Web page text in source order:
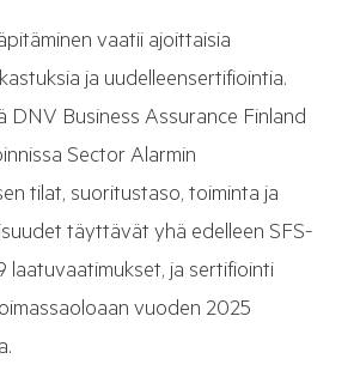
vaatii ajoittaisia
ja uudelleensertifiointia.
DNV Business Assurance Finland
Sector Alarmin
tilat, suoritustaso, toiminta ja
täyttävät yhä edelleen SFS-
laatuvaatimukset, ja sertifiointi
vuoden 2025